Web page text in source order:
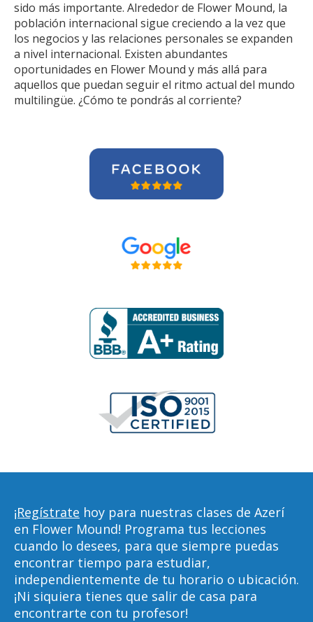
sido más importante. Alrededor de Flower Mound, la
población internacional sigue creciendo a la vez que
los negocios y las relaciones personales se expanden
a nivel internacional. Existen abundantes
oportunidades en Flower Mound y más allá para
aquellos que puedan seguir el ritmo actual del mundo
multilingüe. ¿Cómo te pondrás al corriente?
¡Regístrate hoy para nuestras clases de Azerí
en Flower Mound! Programa tus lecciones
cuando lo desees, para que siempre puedas
encontrar tiempo para estudiar,
independientemente de tu horario o ubicación.
¡Ni siquiera tienes que salir de casa para
encontrarte con tu profesor!